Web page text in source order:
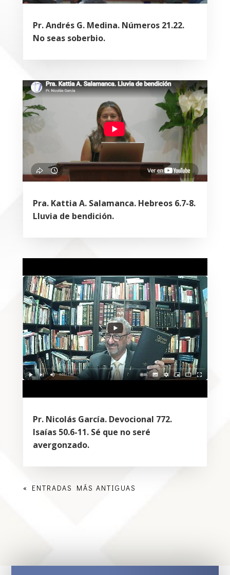
Pr. Andrés G. Medina. Números 21.22.
No seas soberbio.
Pra. Kattia A. Salamanca. Hebreos 6.7-8.
Lluvia de bendición.
Pr. Nicolás García. Devocional 772.
Isaías 50.6-11. Sé que no seré
avergonzado.
« ENTRADAS MÁS ANTIGUAS